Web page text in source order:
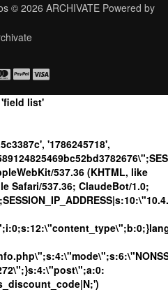
© 2026 ARCHIVATEPowered by
'field list'
'1786245718',
537.36 (KHTML, like
Safari/537.36; ClaudeBot/1.0;